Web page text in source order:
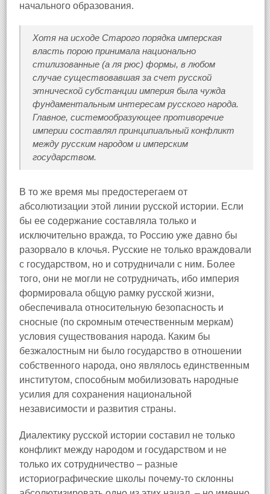
начального образования.
Хотя на исходе Старого порядка имперская
власть порою принимала национально
стилизованные (а ля рюс) формы, в любом
случае существовавшая за счет русской
этнической субстанции империя была чужда
фундаментальным интересам русского народа.
Главное, системообразующее противоречие
империи составлял принципиальный конфликт
между русским народом и имперским
государством.
В то же время мы предостерегаем от
абсолютизации этой линии русской истории. Если
бы ее содержание составляла только и
исключительно вражда, то Россию уже давно бы
разорвало в клочья. Русские не только враждовали
с государством, но и сотрудничали с ним. Более
того, они не могли не сотрудничать, ибо империя
формировала общую рамку русской жизни,
обеспечивала относительную безопасность и
сносные (по скромным отечественным меркам)
условия существования народа. Каким бы
безжалостным ни было государство в отношении
собственного народа, оно являлось единственным
институтом, способным мобилизовать народные
усилия для сохранения национальной
независимости и развития страны.
Диалектику русской истории составил не только
конфликт между народом и государством и не
только их сотрудничество – разные
историографические школы почему-то склонны